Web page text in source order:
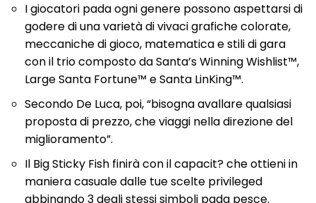
I giocatori pada ogni genere possono aspettarsi di
godere di una varietà di vivaci grafiche colorate,
meccaniche di gioco, matematica e stili di gara
con il trio composto da Santa’s Winning Wishlist™,
Large Santa Fortune™ e Santa LinKing™.
Secondo De Luca, poi, “bisogna avallare qualsiasi
proposta di prezzo, che viaggi nella direzione del
miglioramento”.
Il Big Sticky Fish finirà con il capacit? che ottieni in
maniera casuale dalle tue scelte privileged
abbinando 3 degli stessi simboli pada pesce.